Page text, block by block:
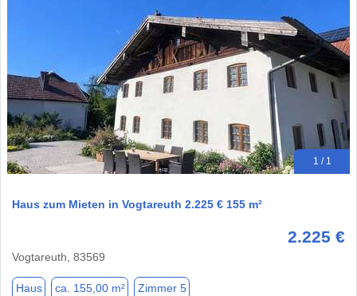
1 / 1
Haus zum Mieten in Vogtareuth 2.225 € 155 m²
2.225 €
Vogtareuth, 83569
Haus ca. 155,00 m² Zimmer 5